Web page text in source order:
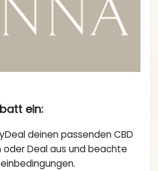
ein:
deinen passenden CBD
oder Deal aus und beachte